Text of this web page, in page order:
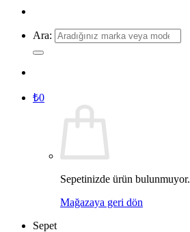
Ara:
₺0
Sepetinizde ürün bulunmuyor.
Mağazaya geri dön
Sepet